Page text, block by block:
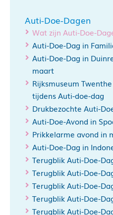
Auti-Doe-Dagen
Wat zijn Auti-Doe-
Auti-Doe-Dag in
Auti-Doe-Dag in
maart
Rijksmuseum
tijdens Auti-doe-dag
Drukbezochte Auti-
Auti-Doe-Avond in
Prikkelarme avond in
Auti-Doe-Dag in
Terugblik Auti-Doe-
Terugblik Auti-Doe-
Terugblik Auti-Doe-
Terugblik Auti-Doe-
Terugblik Auti-Doe-